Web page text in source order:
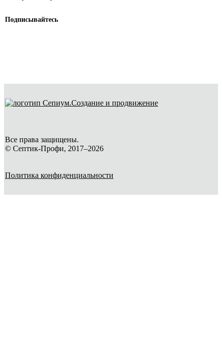
Подписывайтесь
Все права защищены.
© Септик-Профи, 2017–2026
Политика конфиденциальности
Создание и продвижение